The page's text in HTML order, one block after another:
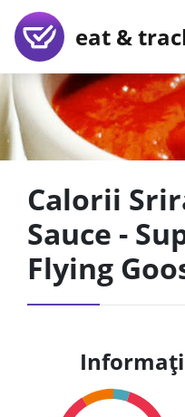
eat &
Calorii
Sauce -
Flying